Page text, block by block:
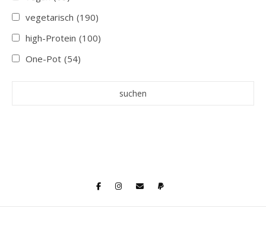
vegetarisch (190)
high-Protein (100)
One-Pot (54)